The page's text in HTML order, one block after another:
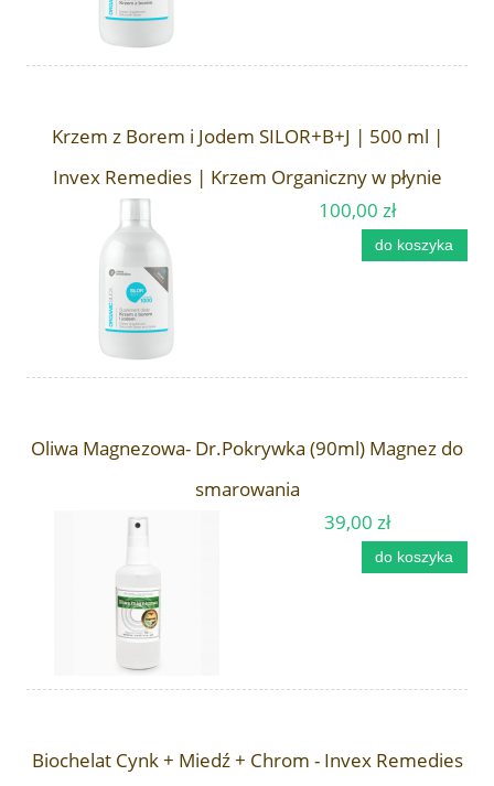
Krzem z Borem i Jodem SILOR+B+J | 500 ml |
Invex Remedies | Krzem Organiczny w płynie
100,00 zł
do koszyka
Oliwa Magnezowa- Dr.Pokrywka (90ml) Magnez do
smarowania
39,00 zł
do koszyka
Biochelat Cynk + Miedź + Chrom - Invex Remedies